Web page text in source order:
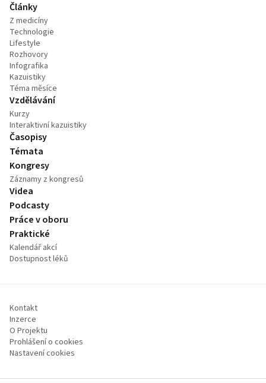
Články
Z medicíny
Technologie
Lifestyle
Rozhovory
Infografika
Kazuistiky
Téma měsíce
Vzdělávání
Kurzy
Interaktivní kazuistiky
Časopisy
Témata
Kongresy
Záznamy z kongresů
Videa
Podcasty
Práce v oboru
Praktické
Kalendář akcí
Dostupnost léků
Kontakt
Inzerce
O Projektu
Prohlášení o cookies
Nastavení cookies